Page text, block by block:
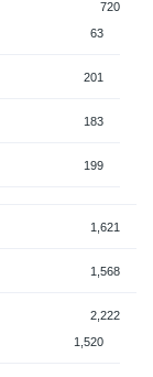
720
63
201
183
199
1,621
1,568
2,222
1,520